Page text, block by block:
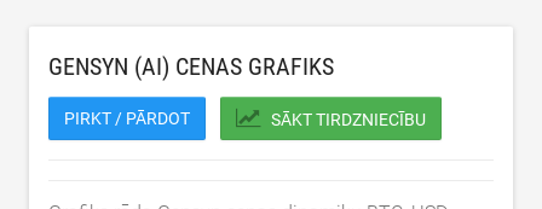
GENSYN (AI) CENAS GRAFIKS
PIRKT / PĀRDOT SĀKT TIRDZNIECĪBU